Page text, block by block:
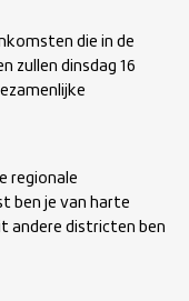
die in de
zullen dinsdag 16
regionale
ben je van harte
andere districten ben